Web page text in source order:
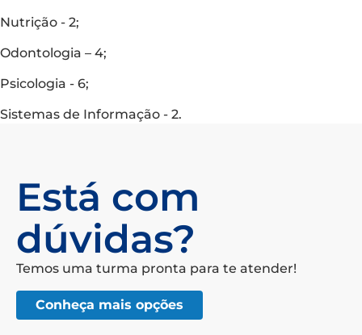
Nutrição - 2;
Odontologia – 4;
Psicologia - 6;
Sistemas de Informação - 2.
Está com
dúvidas?
Temos uma turma pronta para te atender!
Conheça mais opções